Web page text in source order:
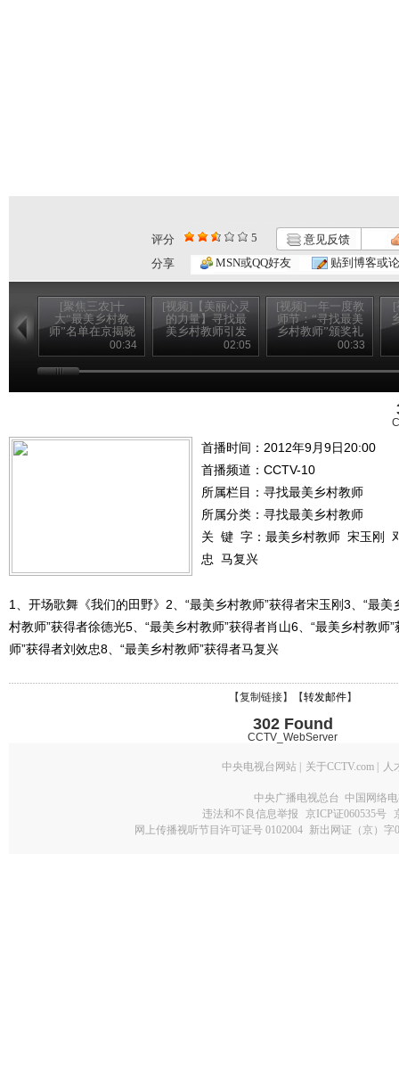
评分 5
意见反馈
分享
MSN或QQ好友 贴到博客或
[聚焦三农]十
大“最美乡村教
师”名单在京揭晓
(20120910)00:34
[视频]【美丽心灵
的力量】寻找最
美乡村教师引发
强烈社会反响
02:05
[视频]一年一度教
师节：“寻找最美
乡村教师”颁奖礼
00:33
[
首播时间：2012年9月9日20:00
首播频道： CCTV-10
所属栏目： 寻找最美乡村教师
所属分类：寻找最美乡村教师
关 键 字： 最美乡村教师 宋玉刚
忠 马复兴
1、开场歌舞《我们的田野》2、“最美乡村教师”获得者宋玉刚3、“最美
村教师”获得者徐德光5、“最美乡村教师”获得者肖山6、“最美乡村教师
师”获得者刘效忠8、“最美乡村教师”获得者马复兴
【复制链接】【转发邮件】
302 Found
CCTV_WebServer
中央电视台网站 关于CCTV.com 人
中央广播电视总台 中国网络
违法和不良信息举报
京ICP证060535号
网上传播视听节目许可证号 0102004 新出网证（京）